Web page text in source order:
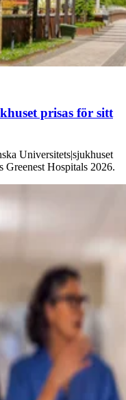
prisas för sitt
Universitets|sjukhuset
Greenest Hospitals 2026.